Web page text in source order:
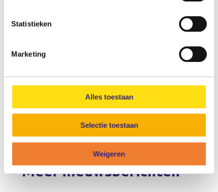
Statistieken
Marketing
Alles toestaan
Selectie toestaan
Weigeren
Meer nieuwsberichten